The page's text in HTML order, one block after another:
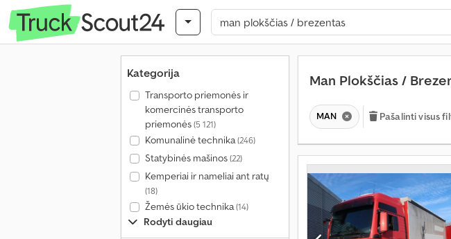
Kategorija
Transporto priemonės ir
komercinės transporto
priemonės(5 121)
Komunalinė technika(246)
Statybinės mašinos(22)
Kemperiai ir nameliai ant ratų
(18)
Žemės ūkio technika(14)
Rodyti daugiau
Man Plokščias /
MAN Pašalinti visus